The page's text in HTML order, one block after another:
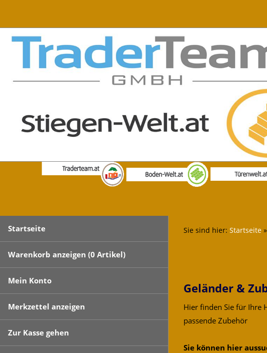
Startseite
Warenkorb anzeigen (0 Artikel)
Mein Konto
Merkzettel anzeigen
Zur Kasse gehen
Sie sind hier: Startseite »
Geländer &
Hier finden Sie für Ihre
passende Zubehör
Sie können hier